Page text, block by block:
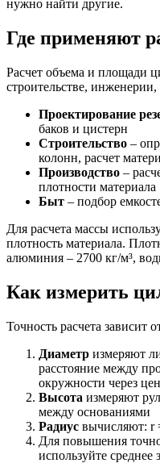
нужно найти другие.
Где применяют
Расчет объема и площади
строительстве,
Проектирование
баков и цистерн
Строительство –
колонн, расчет
Производство –
плотности материала
Быт – подбор
Для расчета массы
плотность материала.
алюминия – 2700 кг/м³,
Как измерить
Точность расчета зависит
Диаметр измеряют
расстояние между
окружности через
Высота измеряют
между основаниями
Радиус вычисляют: r
Для повышения
используйте среднее